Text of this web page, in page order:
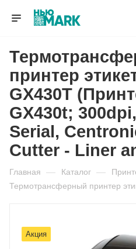
принтер
GX430T
GX430t;
Serial,
Cutter - Liner
Главная — Каталог —
Термотрансферный принтер
Акция